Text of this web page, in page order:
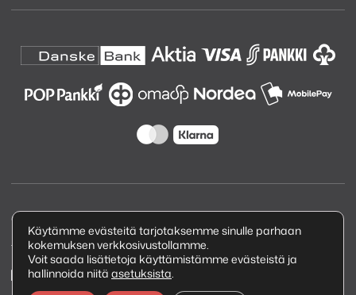
Copyright © 2026 Kuva ja Ääni Oy
Tietosuojaseloste
Käytämme evästeitä tarjotaksemme sinulle parhaan
kokemuksen verkkosivustollamme.
Voit saada lisätietoja käyttämistämme evästeistä ja
hallinnoida niitä asetuksista.